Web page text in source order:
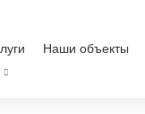
Наши объекты